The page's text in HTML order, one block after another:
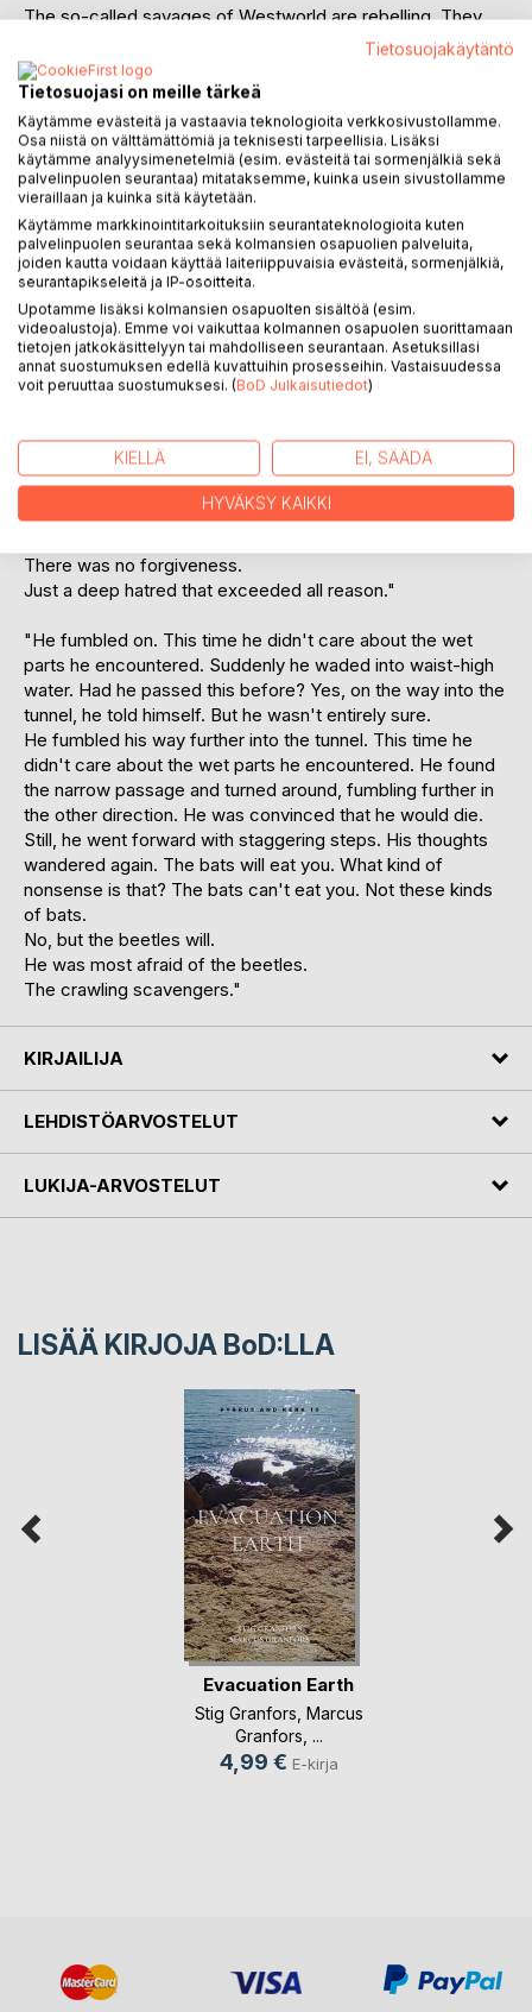
The so-called savages of Westworld are rebelling. They
start a bloody struggle for their forgotten and repressed
rights. Pyrrus and Kerk end up in the middle of the conflict
and are given an almost impossible task to mediate. How
to stop a fierce war of extinction, where there can be only
one winner? If the two space adventurers don't succeed in
their attempts at peace, the foremost and oldest colony of
the Andromeda Galaxy will perish. How to deal with
irreconcilable attitudes and prejudices, which have
intensified over a long period of time? Can it get better?
This time, the adventurers are also fighting against the
forces of the weather. Surprising snowstorms in the home
areas of the savages are taking their toll.
The seventh book about the space adventurers Pyrrus and
Kerk, whose motto is "It will get better".
collapse. A stampeding herd in full panic left nothing
behind. It flattened everything to the ground. The
inhabitants who presumably survived the attack would be
driven out into the river. They would drown like the wild
There was no forgiveness.
Just a deep hatred that exceeded all reason."
"He fumbled on. This time he didn't care about the wet
parts he encountered. Suddenly he waded into waist-high
water. Had he passed this before? Yes, on the way into the
tunnel, he told himself. But he wasn't entirely sure.
He fumbled his way further into the tunnel. This time he
didn't care about the wet parts he encountered. He found
the narrow passage and turned around, fumbling further in
the other direction. He was convinced that he would die.
Still, he went forward with staggering steps. His thoughts
wandered again. The bats will eat you. What kind of
nonsense is that? The bats can't eat you. Not these kinds
of bats.
No, but the beetles will.
He was most afraid of the beetles.
The crawling scavengers."
KIRJAILIJA
LEHDISTÖARVOSTELUT
LUKIJA-ARVOSTELUT
LISÄÄ KIRJOJA BoD:LLA
Evacuation Earth
Stig Granfors Marcus
Granfors , ...
4,99 € E-kirja
Tietosuojakäytäntö
Tietosuojasi on meille tärkeä
Käytämme evästeitä ja vastaavia teknologioita verkkosivustollamme.
Osa niistä on välttämättömiä ja teknisesti tarpeellisia. Lisäksi
käytämme analyysimenetelmiä (esim. evästeitä tai sormenjälkiä sekä
palvelinpuolen seurantaa) mitataksemme, kuinka usein sivustollamme
vieraillaan ja kuinka sitä käytetään.
Käytämme markkinointitarkoituksiin seurantateknologioita kuten
palvelinpuolen seurantaa sekä kolmansien osapuolien palveluita,
joiden kautta voidaan käyttää laiteriippuvaisia evästeitä, sormenjälkiä,
seurantapikseleitä ja IP-osoitteita.
Upotamme lisäksi kolmansien osapuolten sisältöä (esim.
videoalustoja). Emme voi vaikuttaa kolmannen osapuolen suorittamaan
tietojen jatkokäsittelyyn tai mahdolliseen seurantaan. Asetuksillasi
annat suostumuksen edellä kuvattuihin prosesseihin. Vastaisuudessa
voit peruuttaa suostumuksesi. (BoD Julkaisutiedot)
KIELLÄ EI, SÄÄDÄ
HYVÄKSY KAIKKI